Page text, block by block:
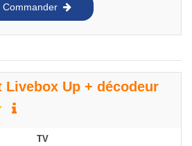
Commander
Livebox Up + décodeur
TV